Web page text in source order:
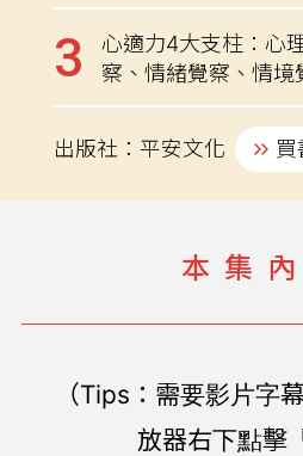
心適力4大支柱：心
察、情緒覺察、情境
出版社：平安文化 買
本集
（Tips：需要影片字
放器右下點擊